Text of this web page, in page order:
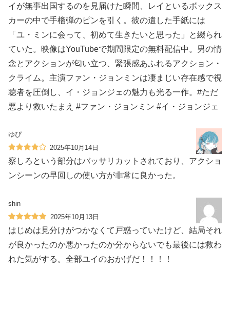
イが無事出国するのを見届けた瞬間、レイといるボックス
カーの中で手榴弾のピンを引く。彼の遺した手紙には
「ユ・ミンに会って、初めて生きたいと思った」と綴られ
ていた。映像はYouTubeで期間限定の無料配信中。男の情
念とアクションが匂い立つ、緊張感あふれるアクション・
クライム。主演ファン・ジョンミンは凄まじい存在感で視
聴者を圧倒し、イ・ジョンジェの魅力も光る一作。#ただ
悪より救いたまえ #ファン・ジョンミン #イ・ジョンジェ
ゆぴ
2025年10月14日
察しろという部分はバッサリカットされており、アクショ
ンシーンの早回しの使い方が非常に良かった。
shin
2025年10月13日
はじめは見分けがつかなくて戸惑っていたけど、結局それ
が良かったのか悪かったのか分からないでも最後には救わ
れた気がする。全部ユイのおかげだ！！！！